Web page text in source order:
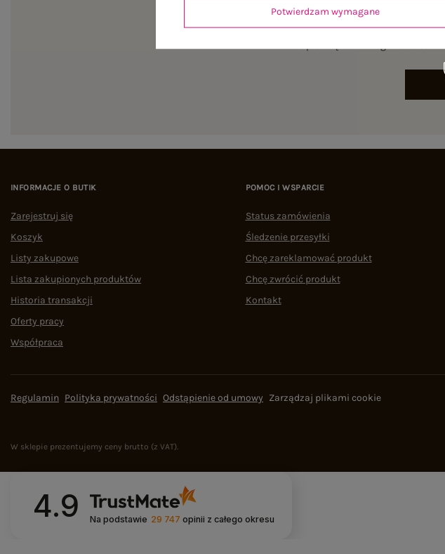
INFORMACJE O BUTIK
Zarejestruj się
Koszyk
Listy zakupowe
Lista zakupionych produktów
Historia transakcji
Oferty pracy
Współpraca
POMOC I WSPARCIE
Status zamówienia
Śledzenie przesyłki
Chcę zareklamować produkt
Chcę zwrócić produkt
Kontakt
Regulamin Polityka prywatności Odstąpienie od umowy Zarządzaj plikami cookie
W sklepie prezentujemy ceny brutto (z VAT).
4.9 Na podstawie 29 747 opinii z całego okresu
Potwierdzam wymagane